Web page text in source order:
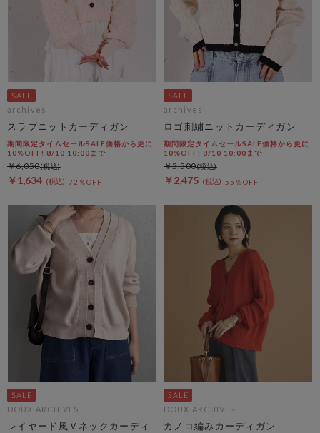
archives
スラブニットカーディガン
期間限定タイムセールSALE価格から更に
10%OFF! 8/10 10:00まで
￥1,634 72％OFF
￥6,050
archives
ロゴ刺繍ニットカーディガン
期間限定タイムセールSALE価格から更に
10%OFF! 8/10 10:00まで
￥2,475 55％OFF
￥5,500
DOUX ARCHIVES
レイヤード風Ｖネックカーディ
DOUX ARCHIVES
カノコ編みカーディガン